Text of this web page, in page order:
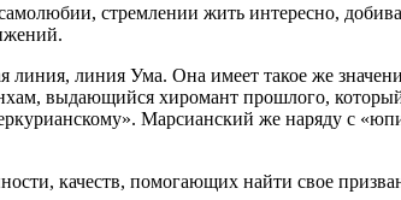
стремлении жить интересно,
линия, линия Ума. Она имеет такое же
выдающийся хиромант прошлого,
Марсианский же наряду с
качеств, помогающих найти свое